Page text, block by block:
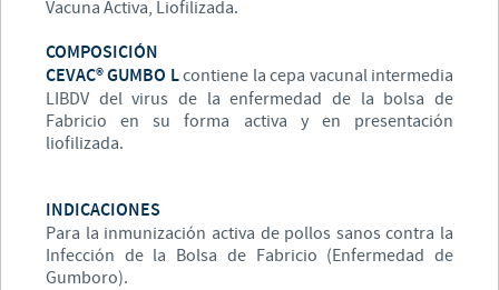
Vacuna Activa, Liofilizada.
COMPOSICIÓN
CEVAC® GUMBO Lcontiene la cepa vacunal intermedia
LIBDV del virus de la enfermedad de la bolsa de
Fabricio en su forma activa y en presentación
liofilizada.
INDICACIONES
Para la inmunización activa de pollos sanos contra la
Infección de la Bolsa de Fabricio (Enfermedad de
Gumboro).